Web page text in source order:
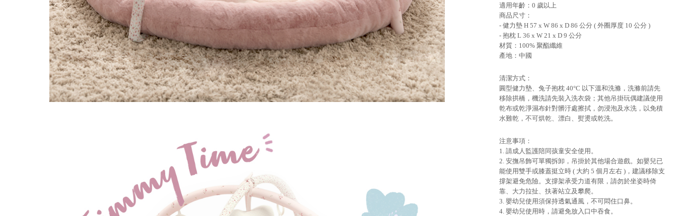
適用年齡：0 歲以上
商品尺寸：
- 健力墊 H 57 x W 86 x D 86 公分 ( 外圈厚度 10 公分 )
- 抱枕 L 36 x W 21 x D 9 公分
材質：100% 聚酯纖維
產地：中國
清潔方式：
圓型健力墊、兔子抱枕 40°C 以下溫和洗滌，洗滌前請先
移除拱橋，機洗請先裝入洗衣袋；其他吊掛玩偶建議使用
乾布或乾淨濕布針對髒汙處擦拭，勿浸泡及水洗，以免積
水難乾，不可烘乾、漂白、熨燙或乾洗。
注意事項：
1. 請成人監護陪同孩童安全使用。
2. 安撫吊飾可單獨拆卸，吊掛於其他場合遊戲。如嬰兒已
能使用雙手或膝蓋挺立時 ( 大約 5 個月左右 )，建議移除支
撐架避免危險。支撐架承受力道有限，請勿於坐姿時倚
靠、大力拉扯、扶著站立及攀爬。
3. 嬰幼兒使用須保持透氣通風，不可悶住口鼻。
4. 嬰幼兒使用時，請避免放入口中吞食。